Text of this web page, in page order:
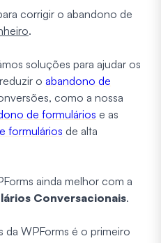
corrigir o abandono de
.
soluções para ajudar os
o abandono de
como a nossa
de formulários e as
formulários de alta
ainda melhor com a
Conversacionais.
da WPForms é o primeiro